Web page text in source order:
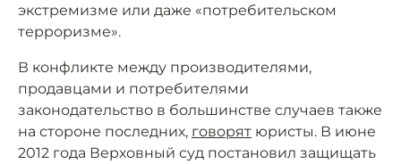
экстремизме или даже «потребительском
терроризме».
В конфликте между производителями,
продавцами и потребителями
законодательство в большинстве случаев также
на стороне последних, говорят юристы. В июне
2012 года Верховный суд постановил защищать